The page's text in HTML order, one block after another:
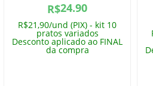
R$24.90
R$21,90/und (PIX) - kit 10
pratos variados
Desconto aplicado ao FINAL
da compra